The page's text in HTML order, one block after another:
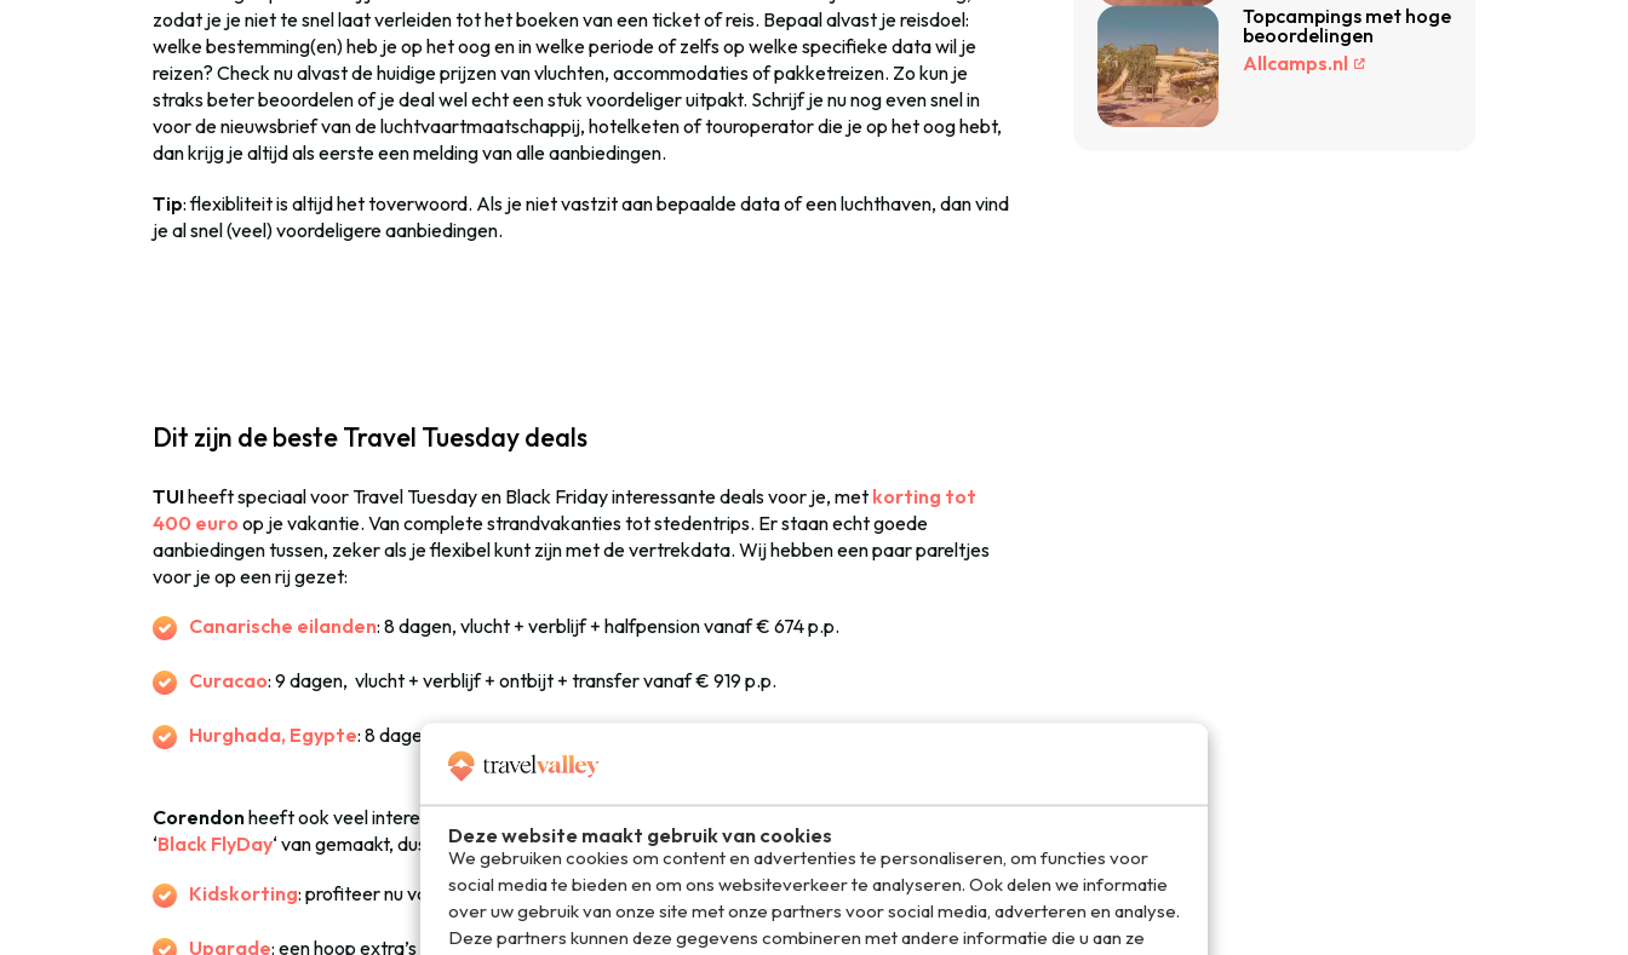
Deze website maakt gebruik van cookies
We gebruiken cookies om content en advertenties te personaliseren, om functies voor
social media te bieden en om ons websiteverkeer te analyseren. Ook delen we informatie
over uw gebruik van onze site met onze partners voor social media, adverteren en analyse.
Deze partners kunnen deze gegevens combineren met andere informatie die u aan ze
zodat je je niet te snel laat verleiden tot het boeken van een ticket of reis. Bepaal alvast je reisdoel:
welke bestemming(en) heb je op het oog en in welke periode of zelfs op welke specifieke data wil je
reizen? Check nu alvast de huidige prijzen van vluchten, accommodaties of pakketreizen. Zo kun je
straks beter beoordelen of je deal wel echt een stuk voordeliger uitpakt. Schrijf je nu nog even snel in
voor de nieuwsbrief van de luchtvaartmaatschappij, hotelketen of touroperator die je op het oog hebt,
dan krijg je altijd als eerste een melding van alle aanbiedingen.
Tip: flexibliteit is altijd het toverwoord. Als je niet vastzit aan bepaalde data of een luchthaven, dan vind
je al snel (veel) voordeligere aanbiedingen.
Dit zijn de beste Travel Tuesday deals
TUIheeft speciaal voor Travel Tuesday en Black Friday interessante deals voor je, met korting tot
400 euro op je vakantie. Van complete strandvakanties tot stedentrips. Er staan echt goede
aanbiedingen tussen, zeker als je flexibel kunt zijn met de vertrekdata. Wij hebben een paar pareltjes
voor je op een rij gezet:
Canarische eilanden: 8 dagen, vlucht + verblijf + halfpension vanaf € 674 p.p.
Curacao: 9 dagen, vlucht + verblijf + ontbijt + transfer vanaf € 919 p.p.
Hurghada, Egypte: 8 dagen, all-inclusive vanaf € 489 p.p.
Corendonheeft ook veel interessante deals rondom Travel Tuesday en Black Friday. Ze hebben er zelfs
‘Black FlyDay‘ van gemaakt, dus sla je slag, met korting tot 200 euro per boeking!
Kidskorting: profiteer nu van tot wel 200 euro kidskorting per kind
Upgrade: een hoop extra’s zijn nu gratis, zoals gratis kamerupgrades (een ruimere
Topcampings met hoge
beoordelingen
Allcamps.nl